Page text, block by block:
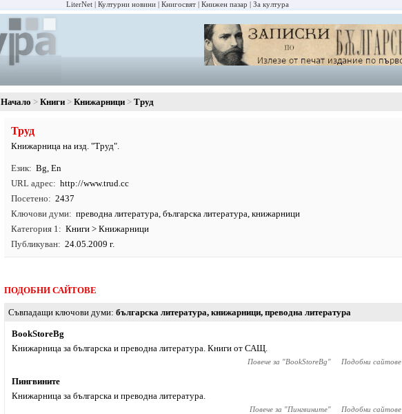
LiterNet Културни новини Книгосвят Книжен пазар За култура
Начало Книги Книжарници Труд
Труд
Книжарница на изд. "Труд".
Език Bg, En
URL адрес
http://www.trud.cc
Посетено
2437
Ключови думи
преводна литература, българска литература, книжарници
Категория 1
Книги > Книжарници
Публикуван
24.05.2009 г.
ПОДОБНИ САЙТОВЕ
Съвпадащи ключови думи българска литература, книжарници, преводна литература
BookStoreBg
Книжарница за българска и преводна литература. Книги от САЩ.
Повече за "BookStoreBg" Подобни сайтове
Пингвините
Книжарница за българска и преводна литература.
Повече за "Пингвините" Подобни сайтове